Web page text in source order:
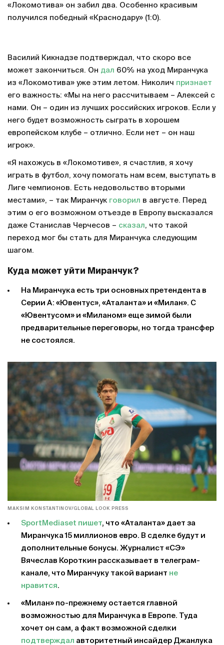
«Локомотива» он забил два. Особенно красивым
получился победный «Краснодару» (1:0).
Василий Кикнадзе подтверждал, что скоро все
может закончиться. Он дал 60% на уход Миранчука
из «Локомотива» уже этим летом. Николич признает
его важность: «Мы на него рассчитываем – Алексей с
нами. Он – один из лучших российских игроков. Если у
него будет возможность сыграть в хорошем
европейском клубе – отлично. Если нет – он наш
игрок».
«Я нахожусь в «Локомотиве», я счастлив, я хочу
играть в футбол, хочу помогать нам всем, выступать в
Лиге чемпионов. Есть недовольство вторыми
местами», – так Миранчук говорил в августе. Перед
этим о его возможном отъезде в Европу высказался
даже Станислав Черчесов – сказал, что такой
переход мог бы стать для Миранчука следующим
шагом.
Куда может уйти Миранчук?
На Миранчука есть три основных претендента в
Серии А: «Ювентус», «Аталанта» и «Милан». С
«Ювентусом» и «Миланом» еще зимой были
предварительные переговоры, но тогда трансфер
не состоялся.
MAKSIM KONSTANTINOV/GLOBAL LOOK PRESS
SportMediaset пишет, что «Аталанта» дает за
Миранчука 15 миллионов евро. В сделке будут и
дополнительные бонусы. Журналист «СЭ»
Вячеслав Короткин рассказывает в телеграм-
канале, что Миранчуку такой вариант не
нравится.
«Милан» по-прежнему остается главной
возможностью для Миранчука в Европе. Туда
хочет он сам, а факт возможной сделки
подтверждал авторитетный инсайдер Джанлука